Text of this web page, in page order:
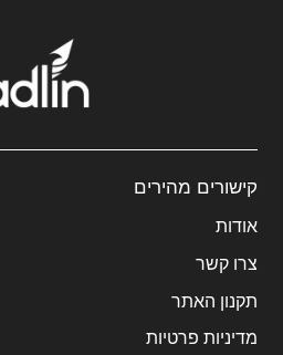
קישורים מהירים
אודות
צרו קשר
תקנון האתר
מדיניות פרטיות